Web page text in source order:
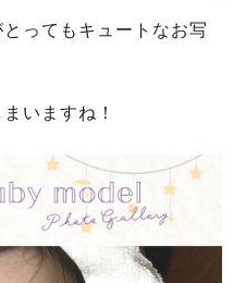
ってもキュートなお写
いますね！